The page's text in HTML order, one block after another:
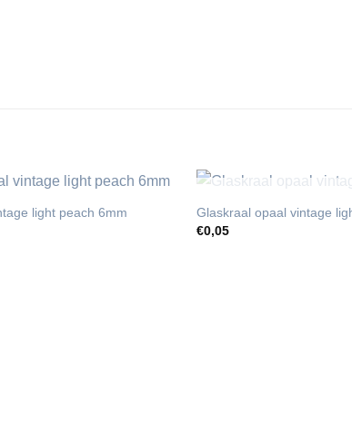
light peach 6mm
Glaskraal opaal vintage
€0,05